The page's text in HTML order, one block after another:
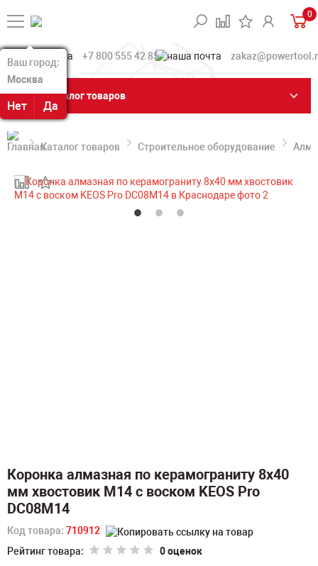
Ваш город:
Москва
Нет Да
Ваш город:
Москва
Нет Да
0
+7 800 555 42 85
Каталог товаров
Каталог товаров Строительное оборудование
Коронка алмазная по керамограниту 8х40
мм хвостовик M14 с воском KEOS Pro
DC08M14
Код товара: 710912
Рейтинг товара:
0 оценок